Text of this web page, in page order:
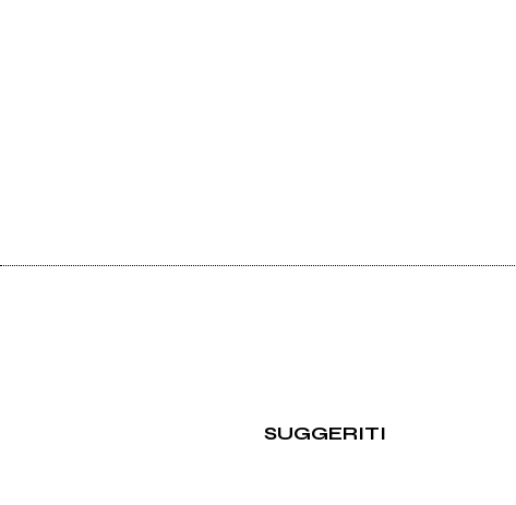
SUGGERITI